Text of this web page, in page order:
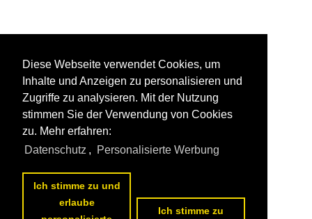
Diese Webseite verwendet Cookies, um
Inhalte und Anzeigen zu personalisieren und
Zugriffe zu analysieren. Mit der Nutzung
stimmen Sie der Verwendung von Cookies
zu. Mehr erfahren:
Datenschutz , Personalisierte Werbung
Ich stimme zu und
erlaube
Ich stimme zu